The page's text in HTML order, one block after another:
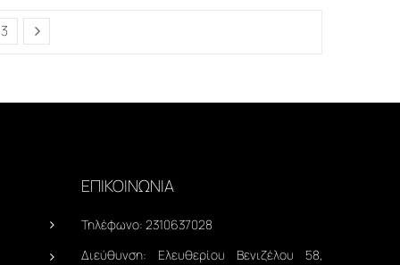
ΕΠΙΚΟΙΝΩΝΙΑ
Τηλέφωνο: 2310637028
Διεύθυνση: Ελευθερίου Βενιζέλου 58,